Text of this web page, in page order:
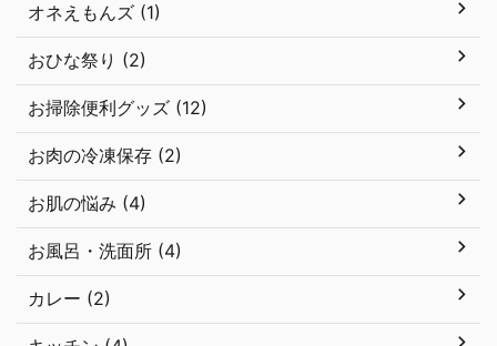
オネえもんズ (1)
おひな祭り (2)
お掃除便利グッズ (12)
お肉の冷凍保存 (2)
お肌の悩み (4)
お風呂・洗面所 (4)
カレー (2)